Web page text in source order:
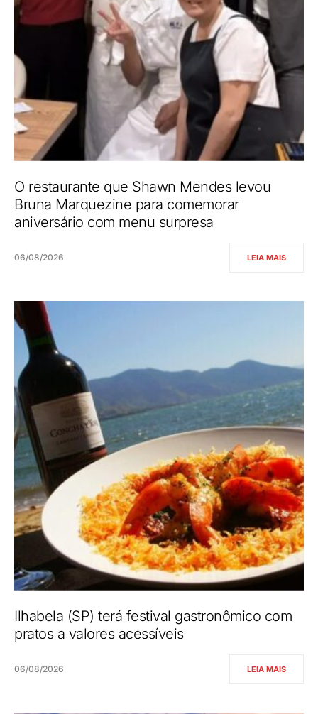
O restaurante que Shawn Mendes levou
Bruna Marquezine para comemorar
aniversário com menu surpresa
06/08/2026 LEIA MAIS
Ilhabela (SP) terá festival gastronômico com
pratos a valores acessíveis
06/08/2026 LEIA MAIS